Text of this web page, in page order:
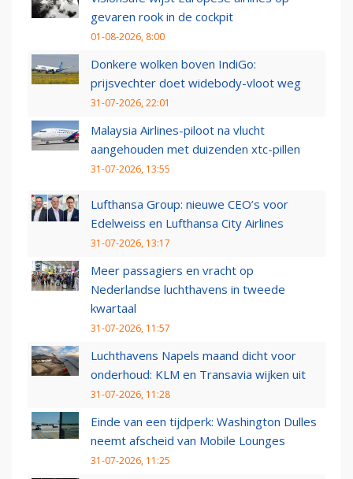
gevaren rook in de cockpit
01-08-2026, 8:00
Donkere wolken boven IndiGo:
prijsvechter doet widebody-vloot weg
31-07-2026, 22:01
Malaysia Airlines-piloot na vlucht
aangehouden met duizenden xtc-pillen
31-07-2026, 13:55
Lufthansa Group: nieuwe CEO’s voor
Edelweiss en Lufthansa City Airlines
31-07-2026, 13:17
Meer passagiers en vracht op
Nederlandse luchthavens in tweede
kwartaal
31-07-2026, 11:57
Luchthavens Napels maand dicht voor
onderhoud: KLM en Transavia wijken uit
31-07-2026, 11:28
Einde van een tijdperk: Washington Dulles
neemt afscheid van Mobile Lounges
31-07-2026, 11:25